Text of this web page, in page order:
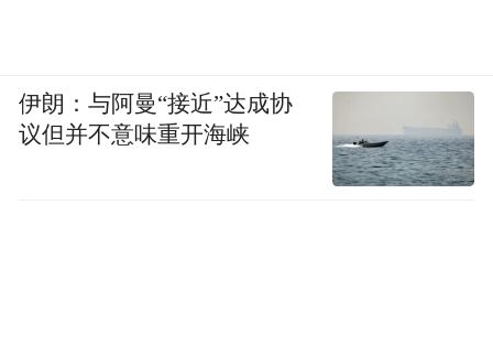
伊朗：与阿曼“接近”达成协
议但并不意味重开海峡